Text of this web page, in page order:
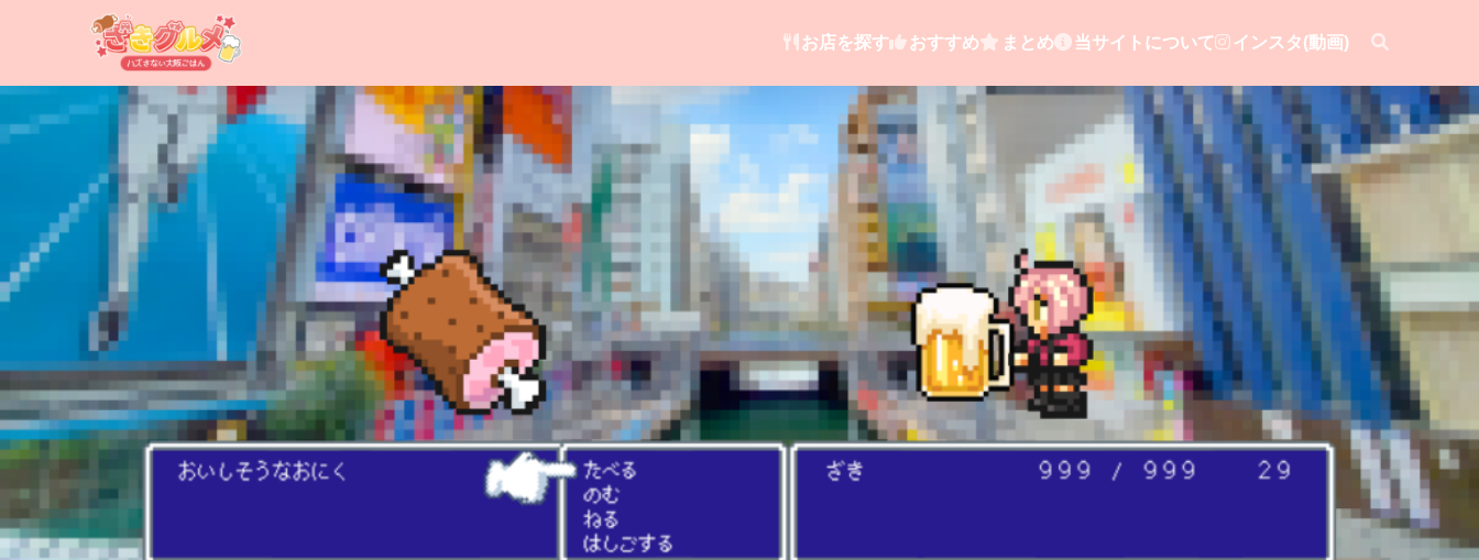
お店を探す おすすめ まとめ 当サイトについて インスタ(動画)